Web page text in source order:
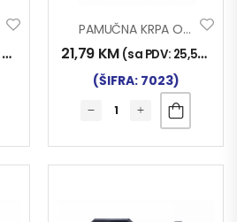
KM
PAMUČNA KRPA OTPADNA 10/1 I-K-S
21,79 KM (sa PDV: 25,50
(ŠIFRA: 7023)